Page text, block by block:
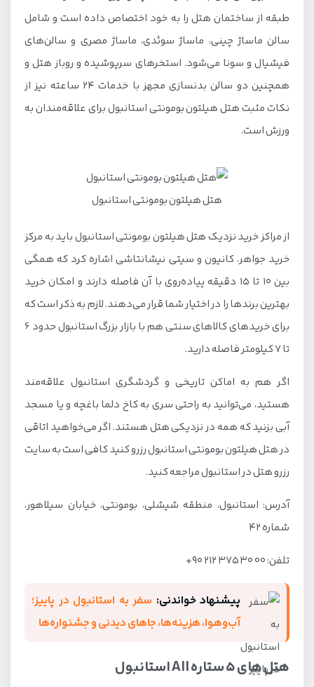
طبقه از ساختمان هتل را به خود اختصاص داده است و شامل
سالن ماساژ چینی، ماساژ سوئدی، ماساژ مصری و سالن‌های
فیشیال و سونا می‌شود. استخرهای سرپوشیده و روباز هتل و
همچنین دو سالن بدنسازی مجهز با خدمات 24 ساعته نیز از
نکات مثبت هتل هیلتون بومونتی استانبول برای علاقه‌مندان به
ورزش است.
هتل هیلتون بومونتی استانبول
از مراکز خرید نزدیک هتل هیلتون بومونتی استانبول باید به مرکز
خرید جواهر، کانیون و سیتی نیشانتاشی اشاره کرد که همگی
بین 10 تا 15 دقیقه پیاده‌روی با آن فاصله دارند و امکان خرید
بهترین برندها را در اختیار شما قرار می‌دهند. لازم به ذکر است که
برای خریدهای کالاهای سنتی هم با بازار بزرگ استانبول حدود 6
تا 7 کیلومتر فاصله دارید.
اگر هم به اماکن تاریخی و گردشگری استانبول علاقه‌مند
هستید، می‌توانید به راحتی سری به کاخ دلما باغچه و یا مسجد
آبی بزنید که همه در نزدیکی هتل هستند. اگر می‌خواهید اتاقی
در هتل هیلتون بومونتی استانبول رزرو کنید کافی است به سایت
رزرو هتل در استانبول مراجعه کنید.
آدرس: استانبول، منطقه شیشلی، بومونتی، خیابان سیلاهور،
شماره 42
تلفن: 00 30 375 212 90+
پیشنهاد خواندنی: سفر به استانبول در پاییز؛
آب‌وهوا، هزینه‌ها، جاهای دیدنی و جشنواره‌ها
هتل های 5 ستاره All استانبول